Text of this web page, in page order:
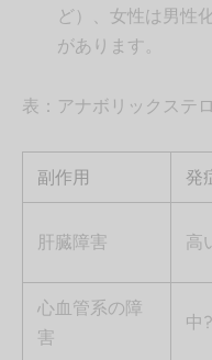
ど）、女性は男性
があります。
表：アナボリックステ
副作用 発
肝臓障害 高
心血管系の障
害
中